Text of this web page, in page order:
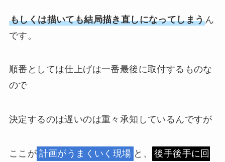
もしくは描いても結局描き直しになってしまうん
です。
順番としては仕上げは一番最後に取付するものな
ので
決定するのは遅いのは重々承知しているんですが
ここが 計画がうまくいく現場 と、
後手後手に回